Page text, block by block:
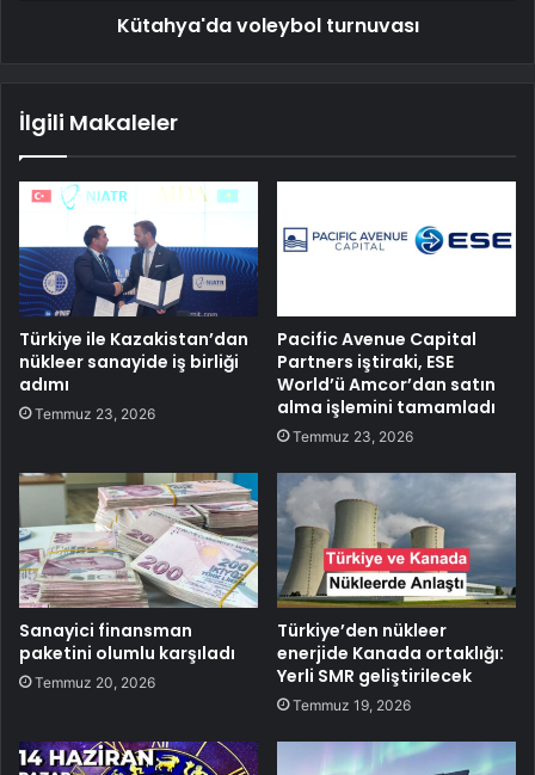
Kütahya'da voleybol turnuvası
İlgili Makaleler
Türkiye ile Kazakistan’dan
nükleer sanayide iş birliği
adımı
Temmuz 23, 2026
Pacific Avenue Capital
Partners iştiraki, ESE
World’ü Amcor’dan satın
alma işlemini tamamladı
Temmuz 23, 2026
Sanayici finansman
paketini olumlu karşıladı
Temmuz 20, 2026
Türkiye’den nükleer
enerjide Kanada ortaklığı:
Yerli SMR geliştirilecek
Temmuz 19, 2026